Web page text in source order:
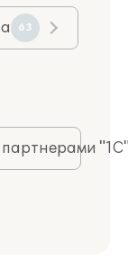
63
партнерами